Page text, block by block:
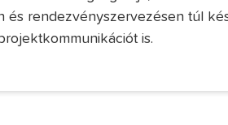
és rendezvényszervezésen túl
is.